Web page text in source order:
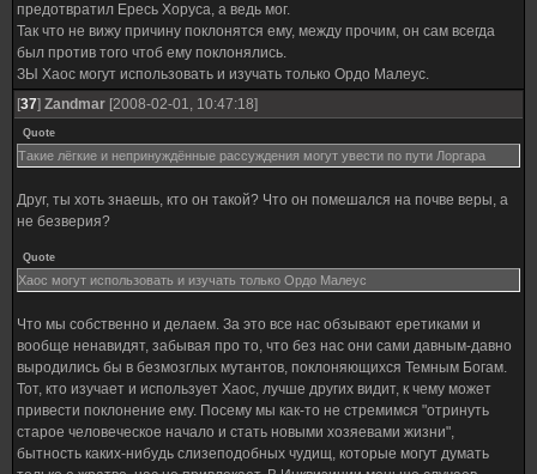
предотвратил Ересь Хоруса, а ведь мог.
Так что не вижу причину поклонятся ему, между прочим, он сам всегда
был против того чтоб ему поклонялись.
ЗЫ Хаос могут использовать и изучать только Ордо Малеус.
[37] Zandmar [2008-02-01, 10:47:18]
Quote
Такие лёгкие и непринуждённые рассуждения могут увести по пути Лоргара
Друг, ты хоть знаешь, кто он такой? Что он помешался на почве веры, а
не безверия?
Quote
Хаос могут использовать и изучать только Ордо Малеус
Что мы собственно и делаем. За это все нас обзывают еретиками и
вообще ненавидят, забывая про то, что без нас они сами давным-давно
выродились бы в безмозглых мутантов, поклоняющихся Темным Богам.
Тот, кто изучает и использует Хаос, лучше других видит, к чему может
привести поклонение ему. Посему мы как-то не стремимся "отринуть
старое человеческое начало и стать новыми хозяевами жизни",
бытность каких-нибудь слизеподобных чудищ, которые могут думать